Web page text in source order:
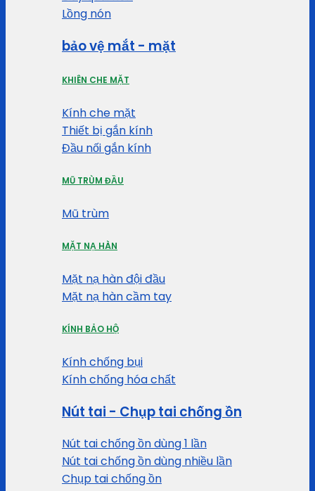
Lồng nón
bảo vệ mắt - mặt
KHIÊN CHE MẶT
Kính che mặt
Thiết bị gắn kính
Đầu nối gắn kính
MŨ TRÙM ĐẦU
Mũ trùm
MẶT NẠ HÀN
Mặt nạ hàn đội đầu
Mặt nạ hàn cầm tay
KÍNH BẢO HỘ
Kính chống bụi
Kính chống hóa chất
Nút tai - Chụp tai chống ồn
Nút tai chống ồn dùng 1 lần
Nút tai chống ồn dùng nhiều lần
Chụp tai chống ồn